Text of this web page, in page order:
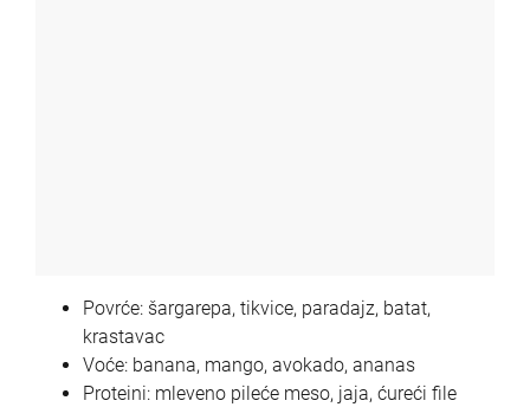
Povrće: šargarepa, tikvice, paradajz, batat,
krastavac
Voće: banana, mango, avokado, ananas
Proteini: mleveno pileće meso, jaja, ćureći file